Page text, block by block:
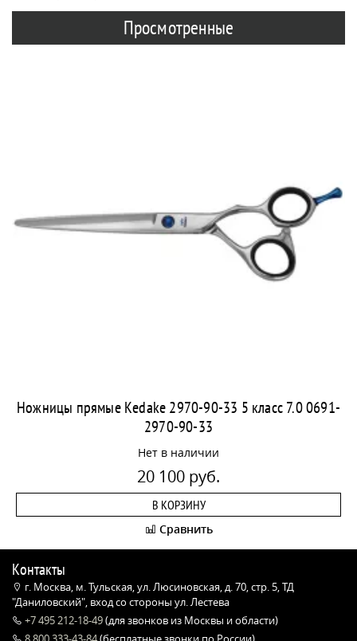
Просмотренные
Ножницы прямые Kedake 2970-90-33 5 класс 7.0 0691-
2970-90-33
Нет в наличии
20 100 руб.
В КОРЗИНУ
Сравнить
Контакты
г. Москва, м. Тульская, ул. Люсиновская, д. 70, стр. 5, ТД
"Даниловский", вход со стороны ул. Лестева
+7 495 212-18-49(для звонков из Москвы и области)